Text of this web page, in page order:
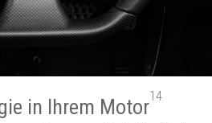
in Ihrem Motor14